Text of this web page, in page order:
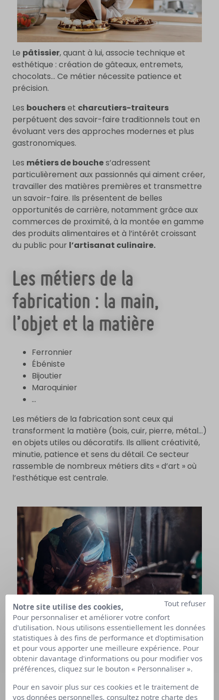
Le pâtissier, quant à lui, associe technique et
esthétique : création de gâteaux, entremets,
chocolats… Ce métier nécessite patience et
précision.
Les boucherset charcutiers-traiteurs
perpétuent des savoir-faire traditionnels tout en
évoluant vers des approches modernes et plus
gastronomiques.
Les métiers de bouches’adressent
particulièrement aux passionnés qui aiment créer,
travailler des matières premières et transmettre
un savoir-faire. Ils présentent de belles
opportunités de carrière, notamment grâce aux
commerces de proximité, à la montée en gamme
des produits alimentaires et à l’intérêt croissant
du public pour l’artisanat culinaire.
Les métiers de la
fabrication : la main,
l’objet et la matière
Ferronnier
Ébéniste
Bijoutier
Maroquinier
…
Les métiers de la fabrication sont ceux qui
transforment la matière (bois, cuir, pierre, métal…)
en objets utiles ou décoratifs. Ils allient créativité,
minutie, patience et sens du détail. Ce secteur
rassemble de nombreux métiers dits « d’art » où
l’esthétique est centrale.
L’ébéniste, par exemple, conçoit et restaure
des meubles en bois : il doit connaître les
essences, les techniques de fabrication et de
Notre site utilise des cookies,
Pour personnaliser et améliorer votre confort
d'utilisation. Nous utilisons essentiellement les données
statistiques à des fins de performance et d'optimisation
et pour vous apporter une meilleure expérience. Pour
obtenir davantage d'informations ou pour modifier vos
préférences, cliquez sur le bouton « Personnaliser ».
Pour en savoir plus sur ces cookies et le traitement de
vos données personnelles, consultez notre charte des
Tout refuser